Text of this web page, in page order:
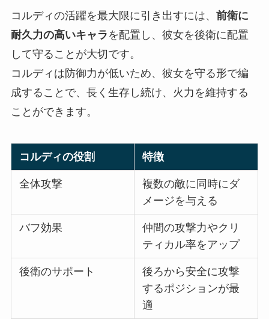
コルディの活躍を最大限に引き出すには、 前衛に
耐久力の高いキャラ を配置し、彼女を後衛に配置
して守ることが大切です。
コルディは防御力が低いため、彼女を守る形で編
成することで、長く生存し続け、火力を維持する
ことができます。
コルディの役割 特徴
全体攻撃
複数の敵に同時にダ
メージを与える
バフ効果
仲間の攻撃力やクリ
ティカル率をアップ
後衛のサポート
後ろから安全に攻撃
するポジションが最
適